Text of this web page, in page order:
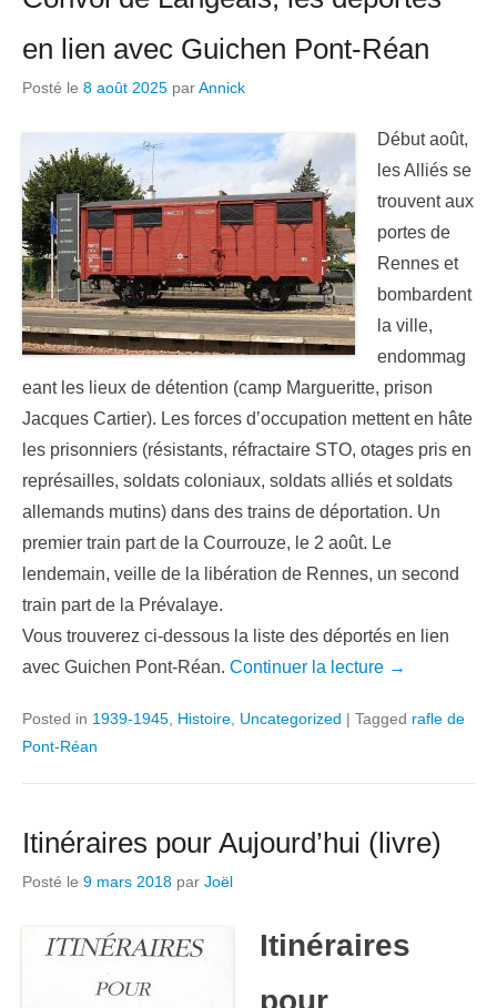
en lien avec Guichen Pont-Réan
Posté le 8 août 2025 parAnnick
Début août,
les Alliés se
trouvent aux
portes de
Rennes et
bombardent
la ville,
endommag
eant les lieux de détention (camp Margueritte, prison
Jacques Cartier). Les forces d’occupation mettent en hâte
les prisonniers (résistants, réfractaire STO, otages pris en
représailles, soldats coloniaux, soldats alliés et soldats
allemands mutins) dans des trains de déportation. Un
premier train part de la Courrouze, le 2 août. Le
lendemain, veille de la libération de Rennes, un second
train part de la Prévalaye.
Vous trouverez ci-dessous la liste des déportés en lien
avec Guichen Pont-Réan. Continuer la lecture →
Posted in 1939-1945 Histoire Uncategorized | Tagged rafle de
Pont-Réan
Itinéraires pour Aujourd’hui (livre)
Posté le 9 mars 2018 par Joël
Itinéraires
pour